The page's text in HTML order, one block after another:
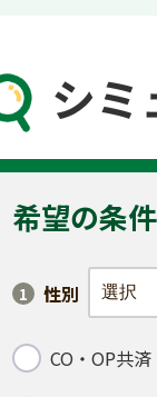
シミ
希望の条
性別
CO・OP共済